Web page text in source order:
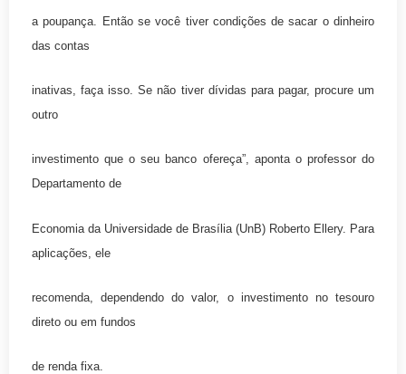
a poupança. Então se você tiver condições de sacar o dinheiro
das contas
inativas, faça isso. Se não tiver dívidas para pagar, procure um
outro
investimento que o seu banco ofereça”, aponta o professor do
Departamento de
Economia da Universidade de Brasília (UnB) Roberto Ellery. Para
aplicações, ele
recomenda, dependendo do valor, o investimento no tesouro
direto ou em fundos
de renda fixa.